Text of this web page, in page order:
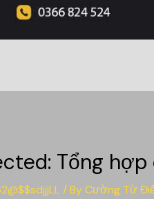
Tổng
/ ByCường Từ